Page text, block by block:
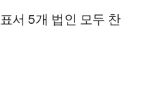
서 5개 법인 모두 찬